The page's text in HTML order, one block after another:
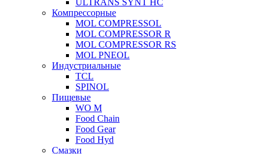
ULTRANS SYNT HC
Компрессорные
MOL COMPRESSOL
MOL COMPRESSOR R
MOL COMPRESSOR RS
MOL PNEOL
Индустриальные
TCL
SPINOL
Пищевые
WO M
Food Chain
Food Gear
Food Hyd
Смазки